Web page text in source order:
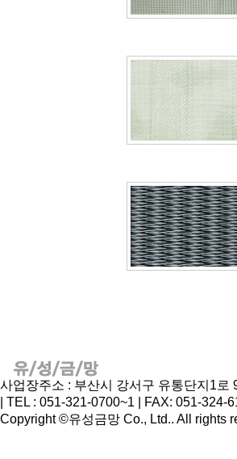
사업장주소 : 부산시 강서구 유통단지1
| TEL : 051-321-0700~1 | FAX: 051-
Copyright ©유성금망 Co., Ltd.. All rights